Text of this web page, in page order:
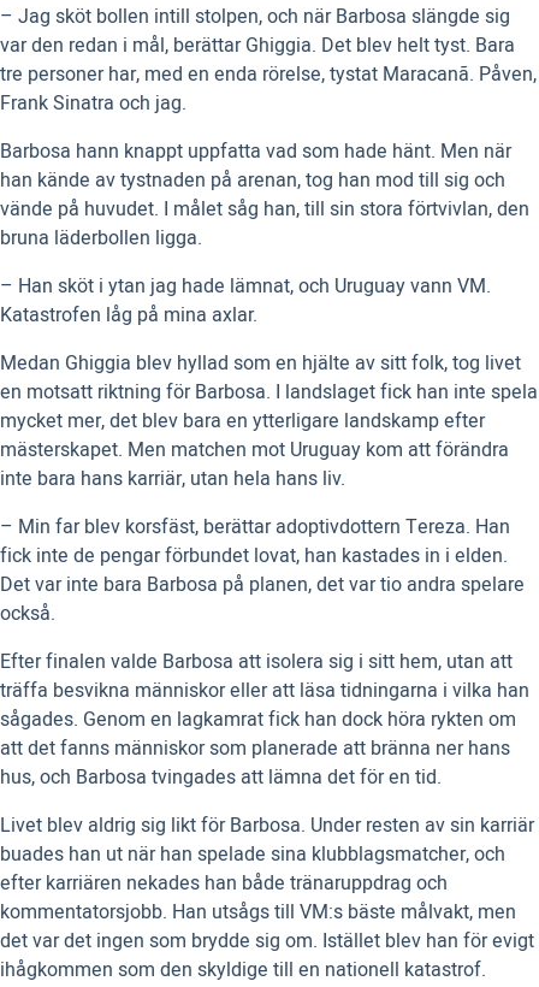
– Jag sköt bollen intill stolpen, och när Barbosa slängde sig
var den redan i mål, berättar Ghiggia. Det blev helt tyst. Bara
tre personer har, med en enda rörelse, tystat Maracanã. Påven,
Frank Sinatra och jag.
Barbosa hann knappt uppfatta vad som hade hänt. Men när
han kände av tystnaden på arenan, tog han mod till sig och
vände på huvudet. I målet såg han, till sin stora förtvivlan, den
bruna läderbollen ligga.
– Han sköt i ytan jag hade lämnat, och Uruguay vann VM.
Katastrofen låg på mina axlar.
Medan Ghiggia blev hyllad som en hjälte av sitt folk, tog livet
en motsatt riktning för Barbosa. I landslaget fick han inte spela
mycket mer, det blev bara en ytterligare landskamp efter
mästerskapet. Men matchen mot Uruguay kom att förändra
inte bara hans karriär, utan hela hans liv.
– Min far blev korsfäst, berättar adoptivdottern Tereza. Han
fick inte de pengar förbundet lovat, han kastades in i elden.
Det var inte bara Barbosa på planen, det var tio andra spelare
också.
Efter finalen valde Barbosa att isolera sig i sitt hem, utan att
träffa besvikna människor eller att läsa tidningarna i vilka han
sågades. Genom en lagkamrat fick han dock höra rykten om
att det fanns människor som planerade att bränna ner hans
hus, och Barbosa tvingades att lämna det för en tid.
Livet blev aldrig sig likt för Barbosa. Under resten av sin karriär
buades han ut när han spelade sina klubblagsmatcher, och
efter karriären nekades han både tränaruppdrag och
kommentatorsjobb. Han utsågs till VM:s bäste målvakt, men
det var det ingen som brydde sig om. Istället blev han för evigt
ihågkommen som den skyldige till en nationell katastrof.